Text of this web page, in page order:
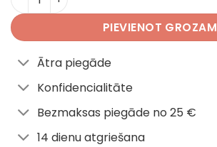
PIEVIENOT GROZAM
Ātra piegāde
Konfidencialitāte
Bezmaksas piegāde no 25 €
14 dienu atgriešana